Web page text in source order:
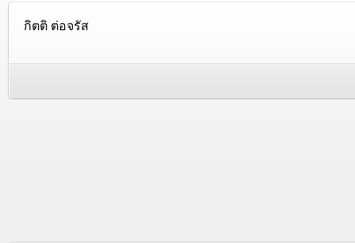
กิตติ ต่อจรัส